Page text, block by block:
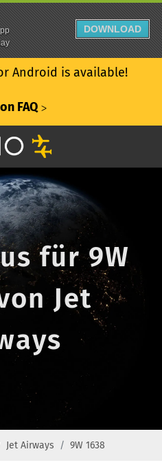
Android is available!
FAQ ᐳ
für 9W
Jet
Jet Airways 9W 1638
DOWNLOAD